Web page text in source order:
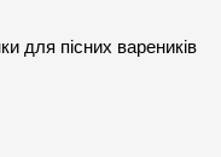
для пісних вареників